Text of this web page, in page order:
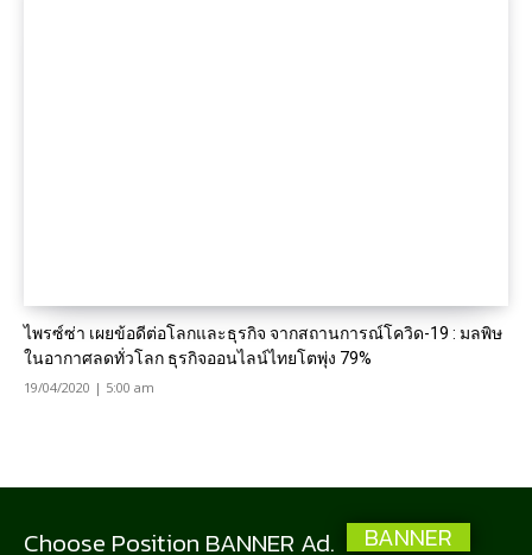
ไพรซ์ซ่า เผยข้อดีต่อโลกและธุรกิจ จากสถานการณ์โควิด-19 : มลพิษ
ในอากาศลดทั่วโลก ธุรกิจออนไลน์ไทยโตพุ่ง 79%
19/04/2020 | 5:00 am
Choose Position BANNER Ad. BANNER